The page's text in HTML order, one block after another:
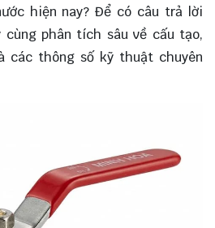
hiện nay? Để có câu trả lời
cùng phân tích sâu về cấu tạo,
các thông số kỹ thuật chuyên